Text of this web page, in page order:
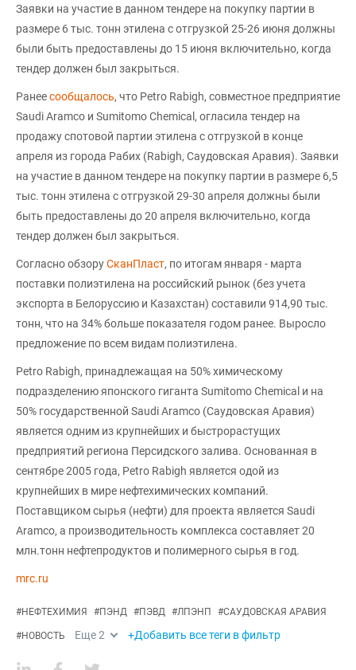
Заявки на участие в данном тендере на покупку партии в
размере 6 тыс. тонн этилена с отгрузкой 25-26 июня должны
были быть предоставлены до 15 июня включительно, когда
тендер должен был закрыться.
Ранеесообщалось, что Petro Rabigh, совместное предприятие
Saudi Aramco и Sumitomo Chemical, огласила тендер на
продажу спотовой партии этилена с отгрузкой в конце
апреля из города Рабих (Rabigh, Саудовская Аравия). Заявки
на участие в данном тендере на покупку партии в размере 6,5
тыс. тонн этилена с отгрузкой 29-30 апреля должны были
быть предоставлены до 20 апреля включительно, когда
тендер должен был закрыться.
Согласно обзоруСканПласт, по итогам января - марта
поставки полиэтилена на российский рынок (без учета
экспорта в Белоруссию и Казахстан) составили 914,90 тыс.
тонн, что на 34% больше показателя годом ранее. Выросло
предложение по всем видам полиэтилена.
Petro Rabigh, принадлежащая на 50% химическому
подразделению японского гиганта Sumitomo Chemical и на
50% государственной Saudi Aramco (Саудовская Аравия)
является одним из крупнейших и быстрорастущих
предприятий региона Персидского залива. Основанная в
сентябре 2005 года, Petro Rabigh является одой из
крупнейших в мире нефтехимических компаний.
Поставщиком сырья (нефти) для проекта является Saudi
Aramco, а производительность комплекса составляет 20
млн.тонн нефтепродуктов и полимерного сырья в год.
mrc.ru
#НЕФТЕХИМИЯ #ПЭНД #ПЭВД #ЛПЭНП #САУДОВСКАЯ АРАВИЯ
#НОВОСТЬ Еще2 +Добавить все теги в фильтр